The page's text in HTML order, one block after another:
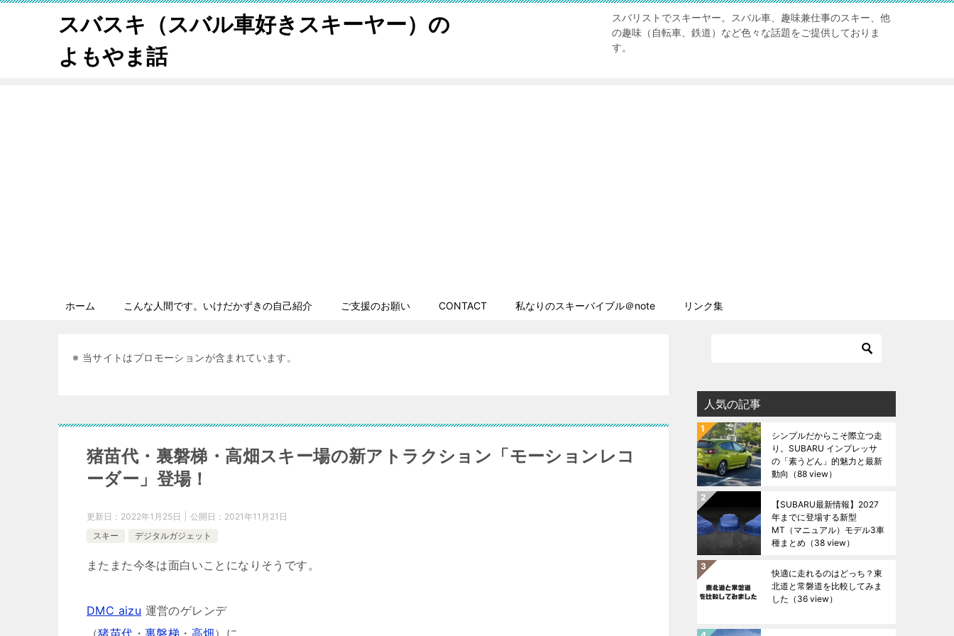
スバスキ（スバル車好きスキーヤー）の
よもやま話
スバリストでスキーヤー。スバル車、趣味兼仕事のスキー、他
の趣味（自転車、鉄道）など色々な話題をご提供しておりま
す。
ホーム こんな人間です。いけだかずきの自己紹介 ご支援のお願い CONTACT 私なりのスキーバイブル＠note リンク集
※ 当サイトはプロモーションが含まれています。
猪苗代・裏磐梯・高畑スキー場の新アトラクション「モーションレコ
ーダー」登場！
更新日： 2022年1月25日 公開日： 2021年11月21日
スキー
デジタルガジェット
またまた今冬は面白いことになりそうです。
DMC aizu 運営のゲレンデ
（猪苗代 ・裏磐梯 ・ 高畑）に
人気の記事
シンプルだからこそ際立つ走
り。SUBARU インプレッサ
の「素うどん」的魅力と最新
動向 （88 view）
【SUBARU最新情報】2027
年までに登場する新型
MT（マニュアル）モデル3車
種まとめ （38 view）
快適に走れるのはどっち？東
北道と常磐道を比較してみま
した （36 view）